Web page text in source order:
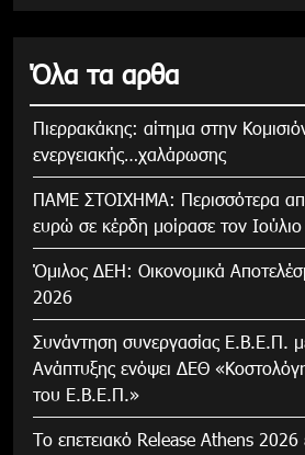
Όλα τα αρθα
Πιερρακάκης: αίτημα στην
ενεργειακής…χαλάρωσης
ΠΑΜΕ ΣΤΟΙΧΗΜΑ: Περισσότερα
ευρώ σε κέρδη μοίρασε τον Ιούλιο
Όμιλος ΔΕΗ: Οικονομικά
2026
Συνάντηση συνεργασίας Ε.Β.Ε.Π.
Ανάπτυξης ενόψει ΔΕΘ
του Ε.Β.Ε.Π.»
Το επετειακό Release Athens 2026